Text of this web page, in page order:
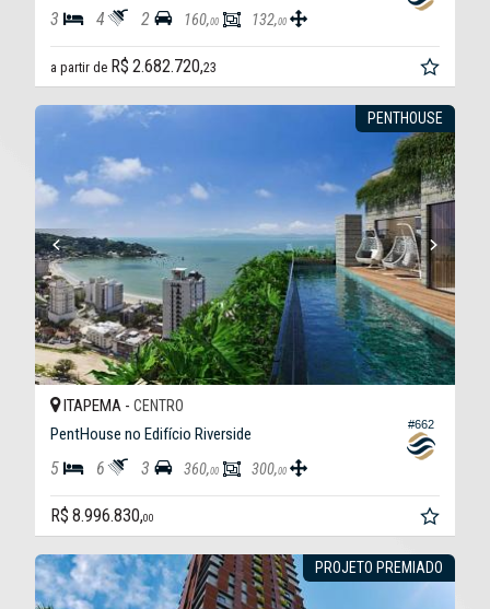
3 4 2 160,00 132,00
a partir de R$ 2.682.720,23
PENTHOUSE
#662
ITAPEMA - CENTRO
PentHouse no Edifício Riverside
5 6 3 360,00 300,00
R$ 8.996.830,00
PROJETO PREMIADO